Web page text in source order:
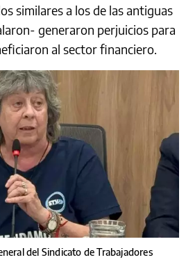
similares a los de las antiguas
generaron perjuicios para
al sector financiero.
del Sindicato de Trabajadores